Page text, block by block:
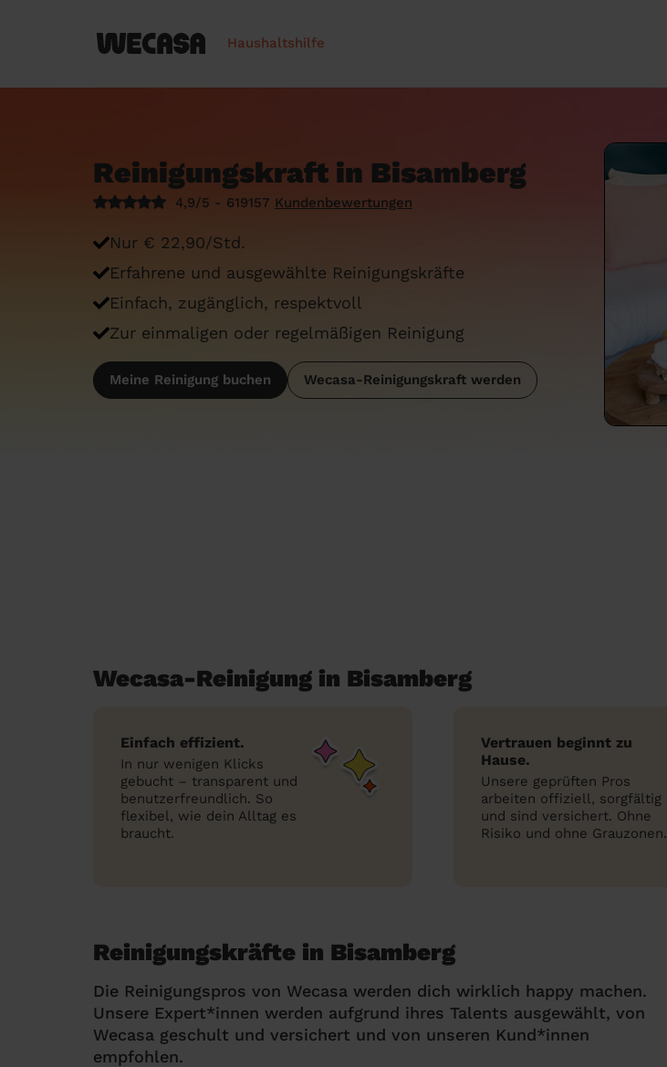
Haushaltshilfe
Reinigungskraft in Bisamberg
4,9/5 - 619157 Kundenbewertungen
Nur € 22,90/Std.
Erfahrene und ausgewählte Reinigungskräfte
Einfach, zugänglich, respektvoll
Zur einmaligen oder regelmäßigen Reinigung
Meine Reinigung buchen Wecasa-Reinigungskraft werden
Wecasa-Reinigung in Bisamberg
Einfach effizient.
In nur wenigen Klicks
gebucht – transparent und
benutzerfreundlich. So
flexibel, wie dein Alltag es
braucht.
Vertrauen beginnt zu
Hause.
Unsere geprüften Pros
arbeiten offiziell, sorgfältig
und sind versichert. Ohne
Risiko und ohne Grauzonen.
Reinigungskräfte in Bisamberg
Die Reinigungspros von Wecasa werden dich wirklich happy machen.
Unsere Expert*innen werden aufgrund ihres Talents ausgewählt, von
Wecasa geschult und versichert und von unseren Kund*innen
empfohlen.